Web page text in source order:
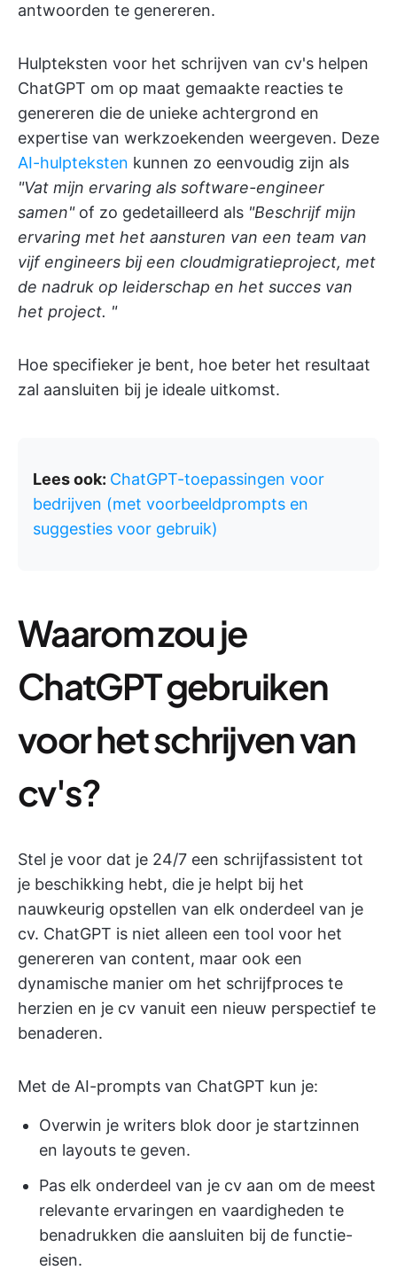
antwoorden te genereren.
Hulpteksten voor het schrijven van cv's helpen
ChatGPT om op maat gemaakte reacties te
genereren die de unieke achtergrond en
expertise van werkzoekenden weergeven. Deze
AI-hulpteksten kunnen zo eenvoudig zijn als
"Vat mijn ervaring als software-engineer
samen"of zo gedetailleerd als "Beschrijf mijn
ervaring met het aansturen van een team van
vijf engineers bij een cloudmigratieproject, met
de nadruk op leiderschap en het succes van
het project. "
Hoe specifieker je bent, hoe beter het resultaat
zal aansluiten bij je ideale uitkomst.
Lees ook: ChatGPT-toepassingen voor
bedrijven (met voorbeeldprompts en
suggesties voor gebruik)
Waarom zou je
ChatGPT gebruiken
voor het schrijven van
cv's?
Stel je voor dat je 24/7 een schrijfassistent tot
je beschikking hebt, die je helpt bij het
nauwkeurig opstellen van elk onderdeel van je
cv. ChatGPT is niet alleen een tool voor het
genereren van content, maar ook een
dynamische manier om het schrijfproces te
herzien en je cv vanuit een nieuw perspectief te
benaderen.
Met de AI-prompts van ChatGPT kun je:
Overwin je writers blok door je startzinnen
en layouts te geven.
Pas elk onderdeel van je cv aan om de meest
relevante ervaringen en vaardigheden te
benadrukken die aansluiten bij de functie-
eisen.